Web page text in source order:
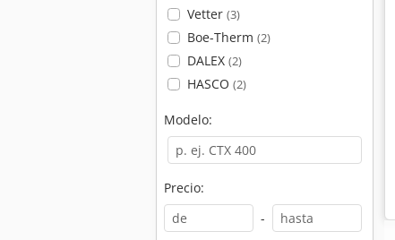
Vetter (3)
Boe-Therm (2)
DALEX (2)
HASCO (2)
Modelo:
Precio:
-